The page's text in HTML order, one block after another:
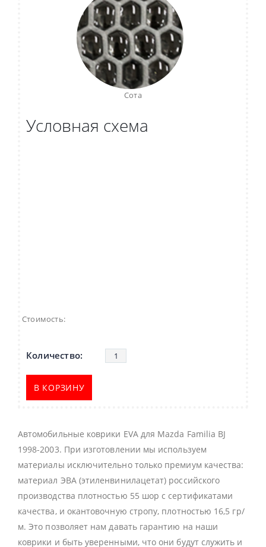
Сота
Условная схема
Стоимость:
В КОРЗИНУ
Автомобильные коврики EVA для Mazda Familia BJ
1998-2003. При изготовлении мы используем
материалы исключительно только премиум качества:
материал ЭВА (этиленвинилацетат) российского
производства плотностью 55 шор с сертификатами
качества, и окантовочную стропу, плотностью 16,5 гр/
м. Это позволяет нам давать гарантию на наши
коврики и быть уверенными, что они будут служить и